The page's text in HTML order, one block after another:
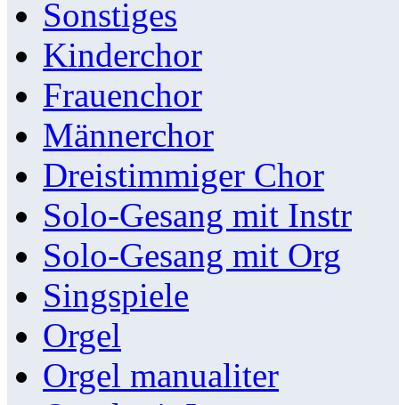
Sonstiges
Kinderchor
Frauenchor
Männerchor
Dreistimmiger Chor
Solo-Gesang mit Instr
Solo-Gesang mit Org
Singspiele
Orgel
Orgel manualiter